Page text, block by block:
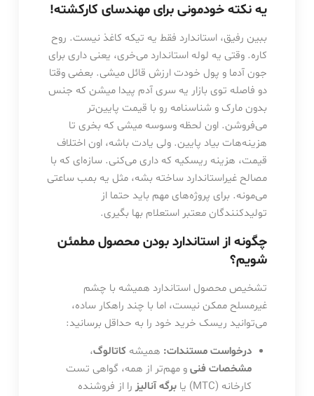
یه نکته خودمونی برای مهندسای کارکشته!
ببین رفیق، استاندارد فقط یه تیکه کاغذ نیست. روح
کاره. وقتی یه لوله استاندارد می‌خری، یعنی داری برای
جون آدما و پول خودت ارزش قائل میشی. بعضی وقتا
دو فاصله توی بازار یه سری آدم پیدا میشن که جنس
بدون مارک و شناسنامه رو با قیمت پایین‌تر
می‌فروشن. اون لحظه وسوسه میشی که بخری تا
هزینه‌هات بیاد پایین. ولی یادت باشه، اون اختلاف
قیمت، هزینه ریسکیه که داری می‌کنی. سازه‌ای که با
مصالح غیراستاندارد ساخته بشه، مثل یه بمب ساعتی
می‌مونه. برای پروژه‌های مهم باید حتما از
تولیدکنندگان معتبر استعلام بها بگیری.
چگونه از استاندارد بودن محصول مطمئن
شویم؟
تشخیص محصول استاندارد همیشه با چشم
غیرمسلح ممکن نیست، اما با چند راهکار ساده،
می‌توانید ریسک خرید خود را به حداقل برسانید:
درخواست مستندات: همیشهکاتالوگ،
مشخصات فنیو مهم‌تر از همه، گواهی تست
کارخانه (MTC) یا
برگه آنالیز را از فروشنده